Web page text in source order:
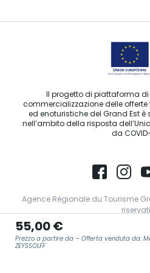
55,00 €
Prezzo a partire da – Offerta venduta da:
ZEYSSOLFF
Il progetto di piattaforma
commercializzazione delle
ed enoturistiche del Grand Est è
nell’ambito della risposta
da
Agence Régionale du Tourisme
riservati
Condizioni